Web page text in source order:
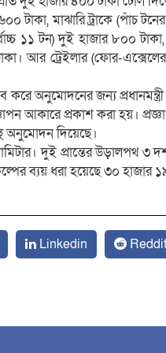
টাকা, মাঝারি ট্রাকে (পাঁচ
১১ টন) দুই হাজার ৮০০ টাকা,
আর ট্রেইলার (ফোর-
অনুমোদনের জন্য প্রধানমন্ত্রী
আকারে প্রকাশ করা হয়।
অনুমোদন দিয়েছে।
দুই প্রান্তের উড়ালপথ ৩
ব্যয় ধরা হয়েছে ৩০ হাজার
Linkedin Reddit